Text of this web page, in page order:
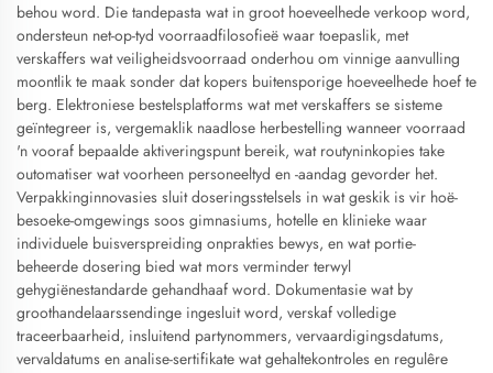
behou word. Die tandepasta wat in groot hoeveelhede verkoop word,
ondersteun net-op-tyd voorraadfilosofieë waar toepaslik, met
verskaffers wat veiligheidsvoorraad onderhou om vinnige aanvulling
moontlik te maak sonder dat kopers buitensporige hoeveelhede hoef te
berg. Elektroniese bestelsplatforms wat met verskaffers se sisteme
geïntegreer is, vergemaklik naadlose herbestelling wanneer voorraad
'n vooraf bepaalde aktiveringspunt bereik, wat routyninkopies take
outomatiser wat voorheen personeeltyd en -aandag gevorder het.
Verpakkinginnovasies sluit doseringsstelsels in wat geskik is vir hoë-
besoeke-omgewings soos gimnasiums, hotelle en klinieke waar
individuele buisverspreiding onprakties bewys, en wat portie-
beheerde dosering bied wat mors verminder terwyl
gehygiënestandarde gehandhaaf word. Dokumentasie wat by
groothandelaarssendinge ingesluit word, verskaf volledige
traceerbaarheid, insluitend partynommers, vervaardigingsdatums,
vervaldatums en analise-sertifikate wat gehaltekontroles en regulêre